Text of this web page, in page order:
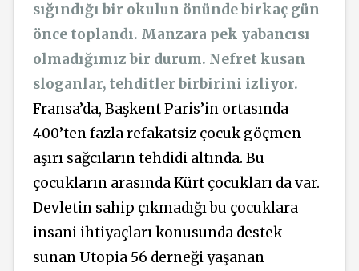
sığındığı bir okulun önünde birkaç gün
önce toplandı. Manzara pek yabancısı
olmadığımız bir durum. Nefret kusan
sloganlar, tehditler birbirini izliyor.
Fransa’da, Başkent Paris’in ortasında
400’ten fazla refakatsiz çocuk göçmen
aşırı sağcıların tehdidi altında. Bu
çocukların arasında Kürt çocukları da var.
Devletin sahip çıkmadığı bu çocuklara
insani ihtiyaçları konusunda destek
sunan Utopia 56 derneği yaşanan